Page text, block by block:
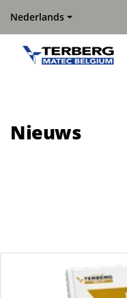
Nederlands
Nieuws